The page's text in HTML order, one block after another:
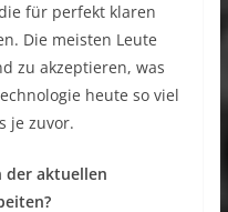
für perfekt klaren
Die meisten Leute
zu akzeptieren, was
heute so viel
je zuvor.
der aktuellen